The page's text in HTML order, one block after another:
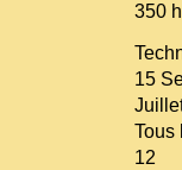
350
15
Tous
12